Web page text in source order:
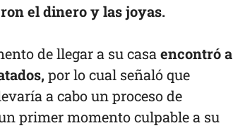
el dinero y las joyas.
de llegar a su casa encontró a
por lo cual señaló que
a cabo un proceso de
primer momento culpable a su